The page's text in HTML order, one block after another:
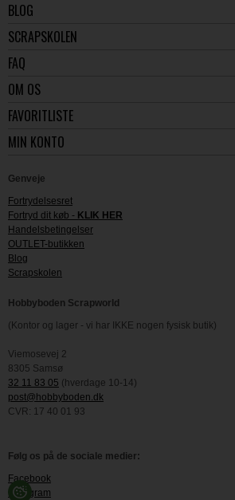
BLOG
SCRAPSKOLEN
FAQ
OM OS
FAVORITLISTE
MIN KONTO
Genveje
Fortrydelsesret
Fortryd dit køb - KLIK HER
Handelsbetingelser
OUTLET-butikken
Blog
Scrapskolen
Hobbyboden Scrapworld
(Kontor og lager - vi har IKKE nogen fysisk butik)
Viemosevej 2
8305 Samsø
32 11 83 05 (hverdage 10-14)
post@hobbyboden.dk
CVR: 17 40 01 93
Følg os på de sociale medier:
Facebook
Instagram